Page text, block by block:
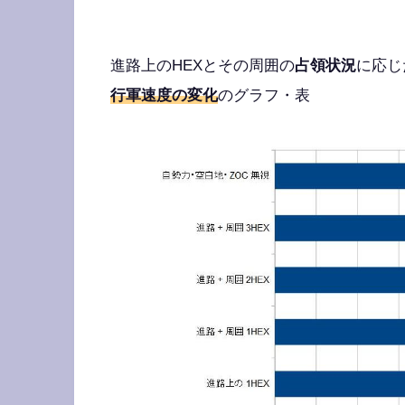
進路上のHEXとその周囲の占領状況に応
行軍速度の変化のグラフ・表